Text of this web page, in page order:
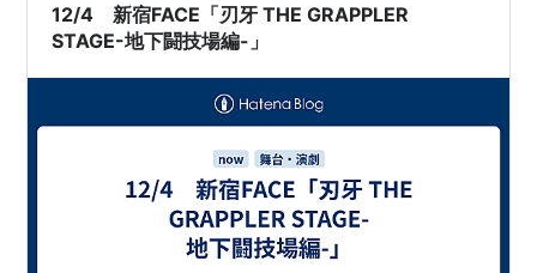
12/4 新宿FACE「刃牙 THE GRAPPLER
STAGE-地下闘技場編-」